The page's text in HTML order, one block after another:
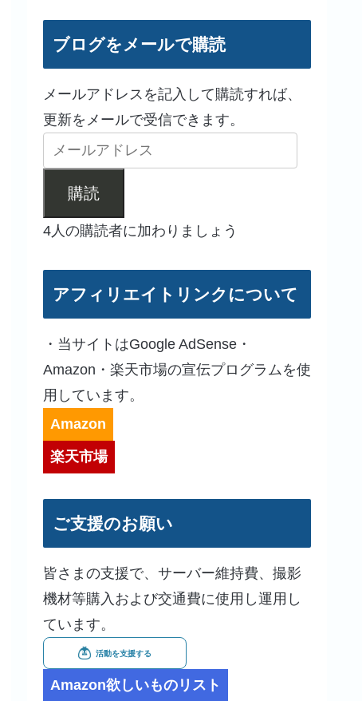
ブログをメールで購読
メールアドレスを記入して購読すれば、
更新をメールで受信できます。
購読
4人の購読者に加わりましょう
アフィリエイトリンクについて
・当サイトはGoogle AdSense・
Amazon・楽天市場の宣伝プログラムを使
用しています。
Amazon
楽天市場
ご支援のお願い
皆さまの支援で、サーバー維持費、撮影
機材等購入および交通費に使用し運用し
ています。
Amazon欲しいものリスト